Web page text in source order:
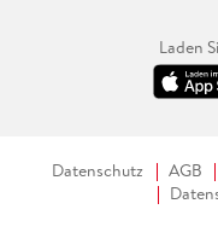
Laden
Datenschutz AGB